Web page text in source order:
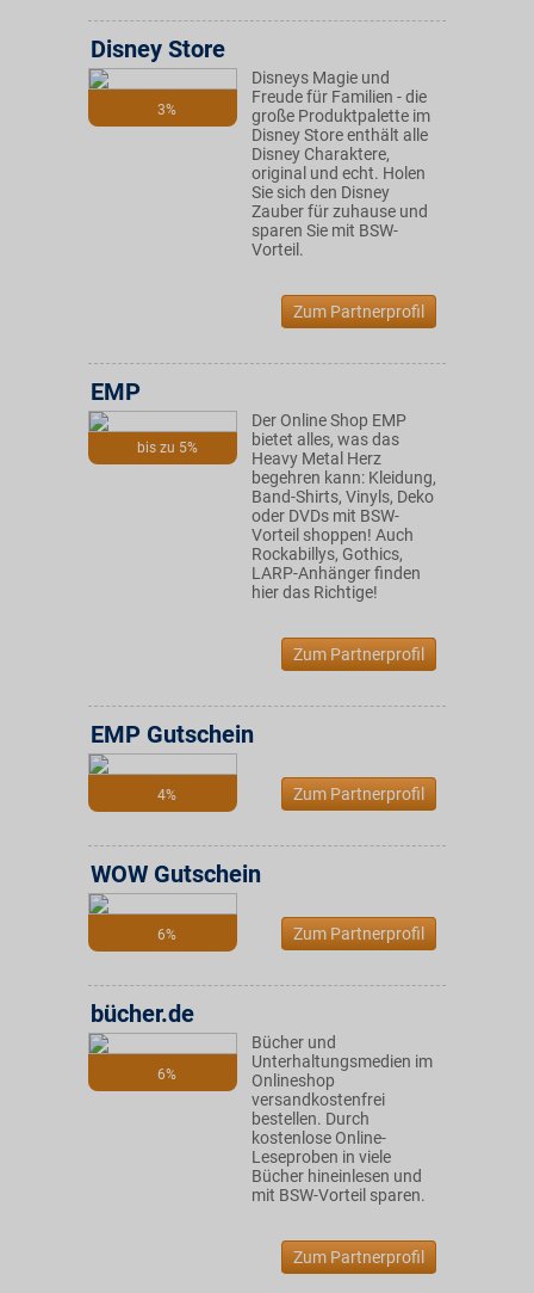
3%
Disney Store
Disneys Magie und
Freude für Familien - die
große Produktpalette im
Disney Store enthält alle
Disney Charaktere,
original und echt. Holen
Sie sich den Disney
Zauber für zuhause und
sparen Sie mit BSW-
Vorteil.
Zum Partnerprofil
bis zu 5%
EMP
Der Online Shop EMP
bietet alles, was das
Heavy Metal Herz
begehren kann: Kleidung,
Band-Shirts, Vinyls, Deko
oder DVDs mit BSW-
Vorteil shoppen! Auch
Rockabillys, Gothics,
LARP-Anhänger finden
hier das Richtige!
Zum Partnerprofil
4%
EMP Gutschein
Zum Partnerprofil
6%
WOW Gutschein
Zum Partnerprofil
6%
bücher.de
Bücher und
Unterhaltungsmedien im
Onlineshop
versandkostenfrei
bestellen. Durch
kostenlose Online-
Leseproben in viele
Bücher hineinlesen und
mit BSW-Vorteil sparen.
Zum Partnerprofil